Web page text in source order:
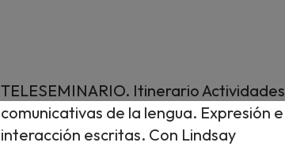
TELESEMINARIO. Itinerario Actividades
comunicativas de la lengua. Expresión e
interacción escritas. Con Lindsay